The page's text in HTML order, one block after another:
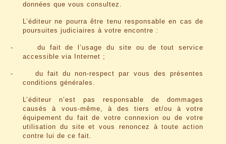
données que vous consultez.
L’éditeur ne pourra être tenu responsable en cas de
poursuites judiciaires à votre encontre :
-
du fait de l’usage du site ou de tout service
accessible via Internet ;
-
du fait du non-respect par vous des présentes
conditions générales.
L’éditeur n’est pas responsable de dommages
causés à vous-même, à des tiers et/ou à votre
équipement du fait de votre connexion ou de votre
utilisation du site et vous renoncez à toute action
contre lui de ce fait.